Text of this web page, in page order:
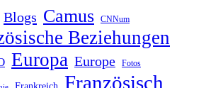
Blogs Camus CNNum
Beziehungen
Europa Europe Fotos
Französisch